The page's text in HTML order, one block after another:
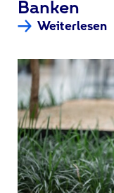
Banken
Weiterlesen